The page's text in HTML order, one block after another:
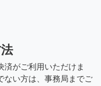
済がご利用いただけま
ない方は、事務局までご